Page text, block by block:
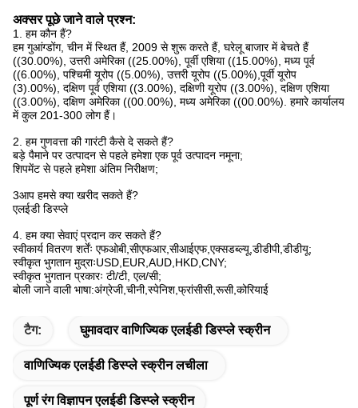
अक्सर पूछे जाने वाले प्रश्न:
1. हम कौन हैं?
हम गुआंग्डोंग, चीन में स्थित हैं, 2009 से शुरू करते हैं, घरेलू बाजार में बेचते हैं
((30.00%), उत्तरी अमेरिका ((25.00%), पूर्वी एशिया ((15.00%), मध्य पूर्व
((6.00%), पश्चिमी यूरोप ((5.00%), उत्तरी यूरोप ((5.00%),पूर्वी यूरोप
(3).00%), दक्षिण पूर्व एशिया ((3.00%), दक्षिणी यूरोप ((3.00%), दक्षिण एशिया
((3.00%), दक्षिण अमेरिका ((00.00%), मध्य अमेरिका ((00.00%). हमारे कार्यालय
में कुल 201-300 लोग हैं।
2. हम गुणवत्ता की गारंटी कैसे दे सकते हैं?
बड़े पैमाने पर उत्पादन से पहले हमेशा एक पूर्व उत्पादन नमूना;
शिपमेंट से पहले हमेशा अंतिम निरीक्षण;
3आप हमसे क्या खरीद सकते हैं?
एलईडी डिस्प्ले
4. हम क्या सेवाएं प्रदान कर सकते हैं?
स्वीकार्य वितरण शर्तेंः एफओबी,सीएफआर,सीआईएफ,एक्सडब्ल्यू,डीडीपी,डीडीयू;
स्वीकृत भुगतान मुद्राःUSD,EUR,AUD,HKD,CNY;
स्वीकृत भुगतान प्रकारः टी/टी, एल/सी;
बोली जाने वाली भाषा:अंग्रेजी,चीनी,स्पेनिश,फ्रांसीसी,रूसी,कोरियाई
टैग: घुमावदार वाणिज्यिक एलईडी डिस्प्ले स्क्रीन
वाणिज्यिक एलईडी डिस्प्ले स्क्रीन लचीला
पूर्ण रंग विज्ञापन एलईडी डिस्प्ले स्क्रीन